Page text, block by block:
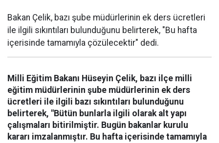
Bakan Çelik, bazı şube müdürlerinin ek ders ücretleri
ile ilgili sıkıntıları bulunduğunu belirterek, "Bu hafta
içerisinde tamamıyla çözülecektir" dedi.
Milli Eğitim Bakanı Hüseyin Çelik, bazı ilçe milli
eğitim müdürlerinin şube müdürlerinin ek ders
ücretleri ile ilgili bazı sıkıntıları bulunduğunu
belirterek, "Bütün bunlarla ilgili olarak alt yapı
çalışmaları bitirilmiştir. Bugün bakanlar kurulu
kararı imzalanmıştır. Bu hafta içerisinde tamamıyla